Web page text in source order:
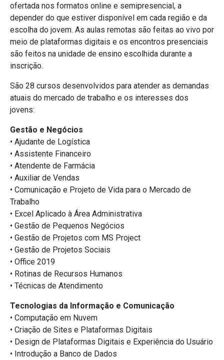
ofertada nos formatos online e semipresencial, a
depender do que estiver disponível em cada região e da
escolha do jovem. As aulas remotas são feitas ao vivo por
meio de plataformas digitais e os encontros presenciais
são feitos na unidade de ensino escolhida durante a
inscrição.
São 28 cursos desenvolvidos para atender as demandas
atuais do mercado de trabalho e os interesses dos
jovens:
Gestão e Negócios
• Ajudante de Logística
• Assistente Financeiro
• Atendente de Farmácia
• Auxiliar de Vendas
• Comunicação e Projeto de Vida para o Mercado de
Trabalho
• Excel Aplicado à Área Administrativa
• Gestão de Pequenos Negócios
• Gestão de Projetos com MS Project
• Gestão de Projetos Sociais
• Office 2019
• Rotinas de Recursos Humanos
• Técnicas de Atendimento
Tecnologias da Informação e Comunicação
• Computação em Nuvem
• Criação de Sites e Plataformas Digitais
• Design de Plataformas Digitais e Experiência do Usuário
• Introdução a Banco de Dados